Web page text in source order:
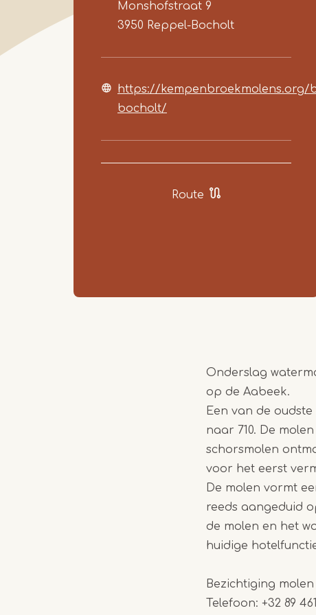
Monshofstraat 9
3950 Reppel-Bocholt
https://kempenbroekmolens.org/
bocholt/
Route
Onderslag
op de Aabeek.
Een van de
naar 710. De
schorsmolen
voor het eerst
De molen vormt
reeds aangeduid
de molen en het
huidige
Bezichtiging
Telefoon: +32 89